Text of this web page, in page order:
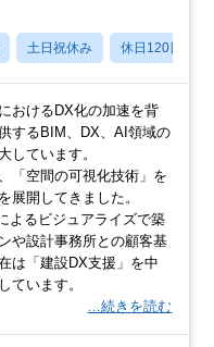
土日祝休み 休日120日以上
おけるDX化の加速を背
するBIM、DX、AI領域の
しています。
「空間の可視化技術」を
展開してきました。
よるビジュアライズで築
や設計事務所との顧客基
は「建設DX支援」を中
ています。
…続きを読む